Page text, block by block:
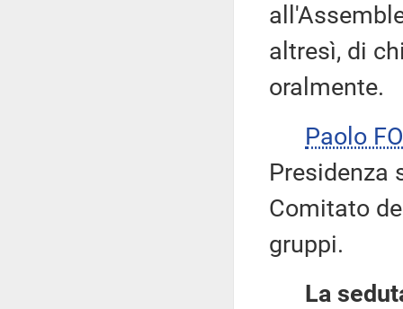
altresì, di
oralmente.
Paolo
Presidenza
Comitato
gruppi.
La